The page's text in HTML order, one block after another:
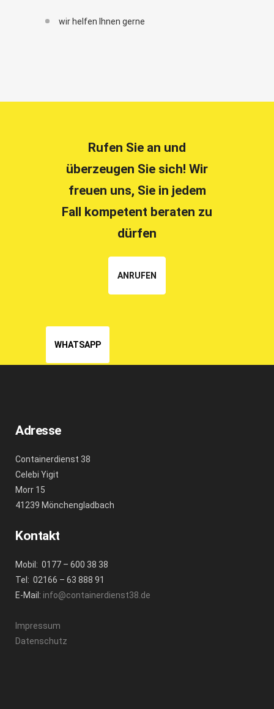
wir helfen Ihnen gerne
Rufen Sie an und
überzeugen Sie sich! Wir
freuen uns, Sie in jedem
Fall kompetent beraten zu
dürfen
ANRUFEN
WHATSAPP
Adresse
Containerdienst 38
Celebi Yigit
Morr 15
41239 Mönchengladbach
Kontakt
Mobil: 0177 – 600 38 38
Tel: 02166 – 63 888 91
E-Mail: info@containerdienst38.de
Impressum
Datenschutz